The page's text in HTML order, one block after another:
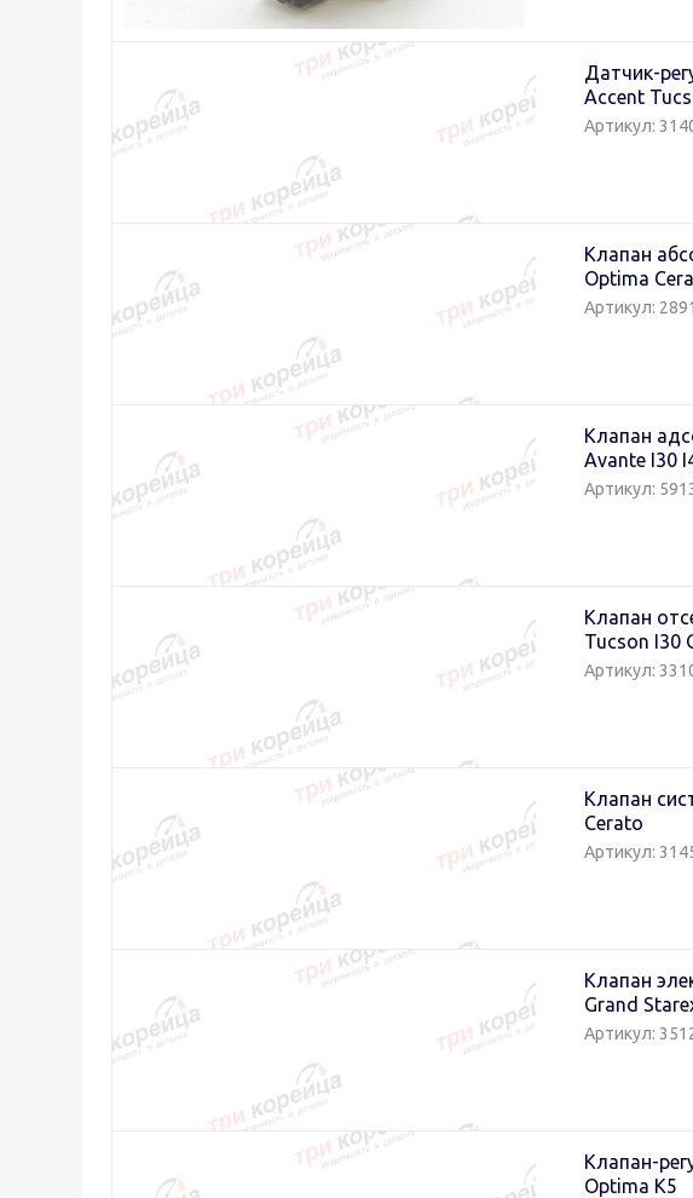
Датчик-
Accent
Артикул:
Клапан
Optima
Артикул:
Клапан
Avante I30
Артикул:
Клапан
Tucson I30
Артикул:
Клапан
Cerato
Артикул:
Клапан
Grand
Артикул:
Клапан-
Optima K5